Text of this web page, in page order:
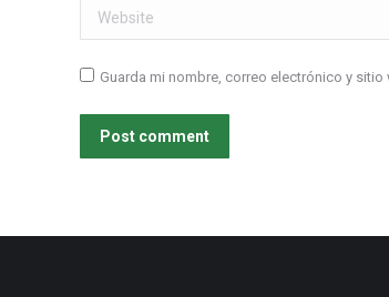
Website
Guarda mi nombre, correo electrónico y
Post comment